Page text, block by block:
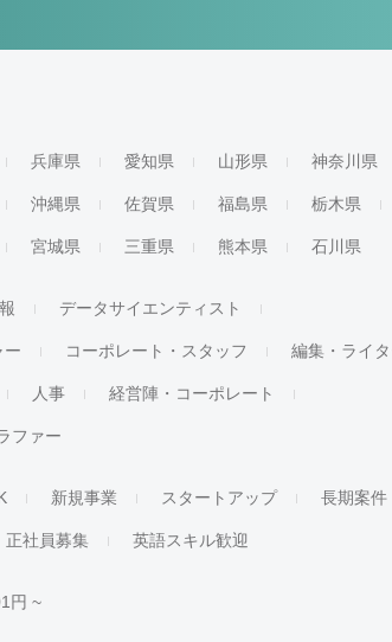
兵庫県 愛知県 山形県 神奈川県
沖縄県 佐賀県 福島県 栃木県
宮城県 三重県 熊本県 石川県
データサイエンティスト
ー コーポレート・スタッフ 編集・ライ
人事 経営陣・コーポレート
ファー
新規事業 スタートアップ 長期案件
正社員募集 英語スキル歓迎
円 ~